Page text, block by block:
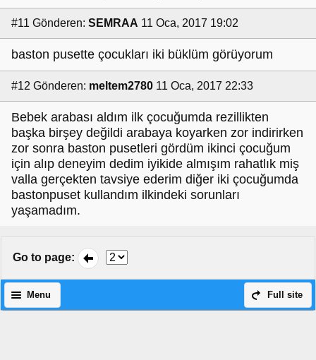
#11 Gönderen: SEMRAA 11 Oca, 2017 19:02
baston pusette çocukları iki büklüm görüyorum
#12 Gönderen: meltem2780 11 Oca, 2017 22:33
Bebek arabası aldım ilk çocuğumda rezillikten
başka birşey değildi arabaya koyarken zor indirirken
zor sonra baston pusetleri gördüm ikinci çocuğum
için alıp deneyim dedim iyikide almışım rahatlık miş
valla gerçekten tavsiye ederim diğer iki çocuğumda
bastonpuset kullandım ilkindeki sorunları
yaşamadım.
Go to page:
Full site
Menu